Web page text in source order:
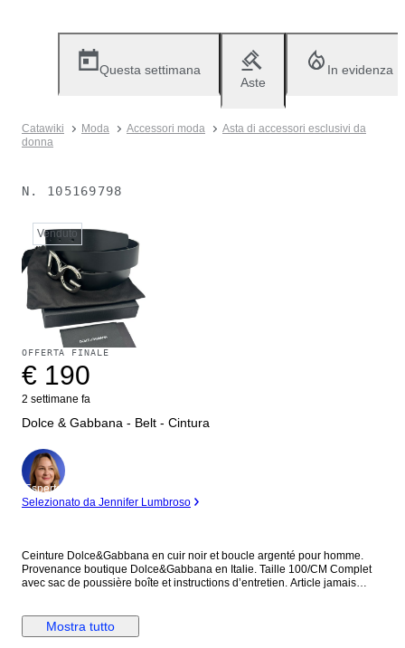
Questa settimana
Aste
In evidenza
Catawiki Moda Accessori moda
Asta di accessori esclusivi da
donna
N. 105169798
Venduto
OFFERTA FINALE
€ 190
2 settimane fa
Dolce & Gabbana - Belt - Cintura
Esperto
Selezionato da Jennifer Lumbroso
Ceinture Dolce&Gabbana en cuir noir et boucle argenté pour homme.
Provenance boutique Dolce&Gabbana en Italie. Taille 100/CM Complet
avec sac de poussière boîte et instructions d’entretien. Article jamais
Mostra tutto